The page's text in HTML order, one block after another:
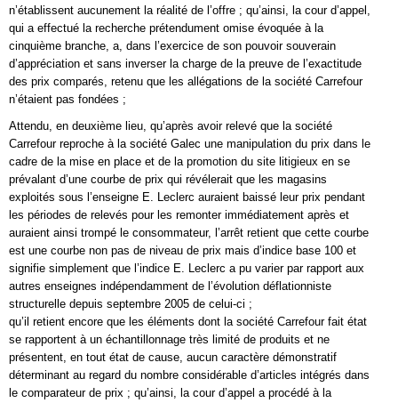
n’établissent aucunement la réalité de l’offre ; qu’ainsi, la cour d’appel,
qui a effectué la recherche prétendument omise évoquée à la
cinquième branche, a, dans l’exercice de son pouvoir souverain
d’appréciation et sans inverser la charge de la preuve de l’exactitude
des prix comparés, retenu que les allégations de la société Carrefour
n’étaient pas fondées ;
Attendu, en deuxième lieu, qu’après avoir relevé que la société
Carrefour reproche à la société Galec une manipulation du prix dans le
cadre de la mise en place et de la promotion du site litigieux en se
prévalant d’une courbe de prix qui révélerait que les magasins
exploités sous l’enseigne E. Leclerc auraient baissé leur prix pendant
les périodes de relevés pour les remonter immédiatement après et
auraient ainsi trompé le consommateur, l’arrêt retient que cette courbe
est une courbe non pas de niveau de prix mais d’indice base 100 et
signifie simplement que l’indice E. Leclerc a pu varier par rapport aux
autres enseignes indépendamment de l’évolution déflationniste
structurelle depuis septembre 2005 de celui-ci ;
qu’il retient encore que les éléments dont la société Carrefour fait état
se rapportent à un échantillonnage très limité de produits et ne
présentent, en tout état de cause, aucun caractère démonstratif
déterminant au regard du nombre considérable d’articles intégrés dans
le comparateur de prix ; qu’ainsi, la cour d’appel a procédé à la